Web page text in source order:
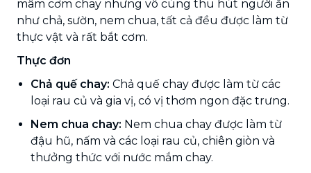
mâm cơm chay nhưng vô cùng thu hút người ăn
như chả, sườn, nem chua, tất cả đều được làm từ
thực vật và rất bắt cơm.
Thực đơn
Chả quế chay: Chả quế chay được làm từ các
loại rau củ và gia vị, có vị thơm ngon đặc trưng.
Nem chua chay: Nem chua chay được làm từ
đậu hũ, nấm và các loại rau củ, chiên giòn và
thưởng thức với nước mắm chay.